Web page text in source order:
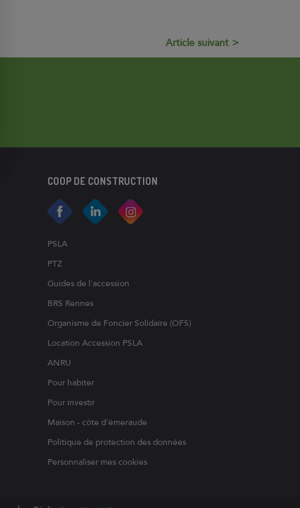
Article suivant
COOP DE CONSTRUCTION
PSLA
PTZ
Guides de l'accession
BRS Rennes
Organisme de Foncier Solidaire (OFS)
Location Accession PSLA
ANRU
Pour habiter
Pour investir
Maison - côte d'émeraude
Politique de protection des données
Personnaliser mes cookies
Suivez-nous sur